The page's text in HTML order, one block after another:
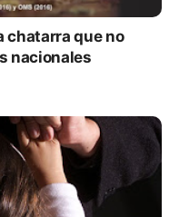
chatarra que no
nacionales